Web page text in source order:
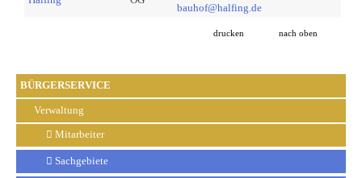
BÜRGERSERVICE
Verwaltung
Mitarbeiter
Sachgebiete
bauhof@halfing.de
drucken nach oben